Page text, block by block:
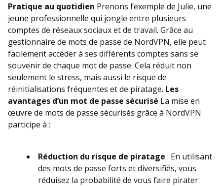
Pratique au quotidien Prenons l’exemple de Julie, une
jeune professionnelle qui jongle entre plusieurs
comptes de réseaux sociaux et de travail. Grâce au
gestionnaire de mots de passe de NordVPN, elle peut
facilement accéder à ses différents comptes sans se
souvenir de chaque mot de passe. Cela réduit non
seulement le stress, mais aussi le risque de
réinitialisations fréquentes et de piratage. Les
avantages d’un mot de passe sécurisé La mise en
œuvre de mots de passe sécurisés grâce à NordVPN
participe à :
Réduction du risque de piratage : En utilisant
des mots de passe forts et diversifiés, vous
réduisez la probabilité de vous faire pirater.